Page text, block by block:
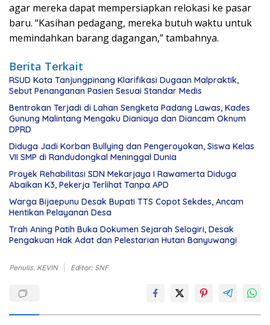
agar mereka dapat mempersiapkan relokasi ke pasar
baru. “Kasihan pedagang, mereka butuh waktu untuk
memindahkan barang dagangan,” tambahnya.
Berita Terkait
RSUD Kota Tanjungpinang Klarifikasi Dugaan Malpraktik,
Sebut Penanganan Pasien Sesuai Standar Medis
Bentrokan Terjadi di Lahan Sengketa Padang Lawas, Kades
Gunung Malintang Mengaku Dianiaya dan Diancam Oknum
DPRD
Diduga Jadi Korban Bullying dan Pengeroyokan, Siswa Kelas
VII SMP di Randudongkal Meninggal Dunia
Proyek Rehabilitasi SDN Mekarjaya I Rawamerta Diduga
Abaikan K3, Pekerja Terlihat Tanpa APD
Warga Bijaepunu Desak Bupati TTS Copot Sekdes, Ancam
Hentikan Pelayanan Desa
Trah Aning Patih Buka Dokumen Sejarah Selogiri, Desak
Pengakuan Hak Adat dan Pelestarian Hutan Banyuwangi
Penulis: KEVIN Editor: SNF